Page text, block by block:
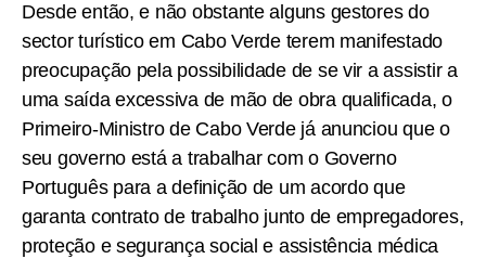
Desde então, e não obstante alguns gestores do
sector turístico em Cabo Verde terem manifestado
preocupação pela possibilidade de se vir a assistir a
uma saída excessiva de mão de obra qualificada, o
Primeiro-Ministro de Cabo Verde já anunciou que o
seu governo está a trabalhar com o Governo
Português para a definição de um acordo que
garanta contrato de trabalho junto de empregadores,
proteção e segurança social e assistência médica